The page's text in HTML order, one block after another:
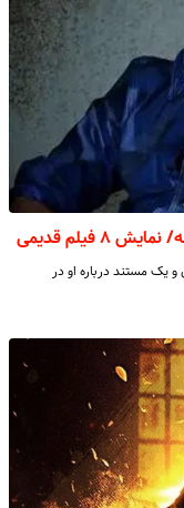
و یک مستند درباره او در